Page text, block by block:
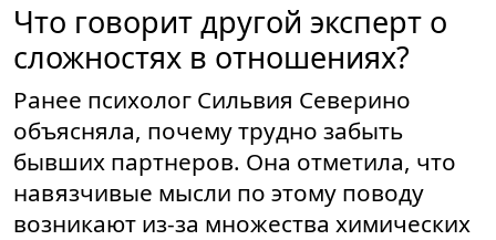
Что говорит другой эксперт о
сложностях в отношениях?
Ранее психолог Сильвия Северино
объясняла, почему трудно забыть
бывших партнеров. Она отметила, что
навязчивые мысли по этому поводу
возникают из-за множества химических